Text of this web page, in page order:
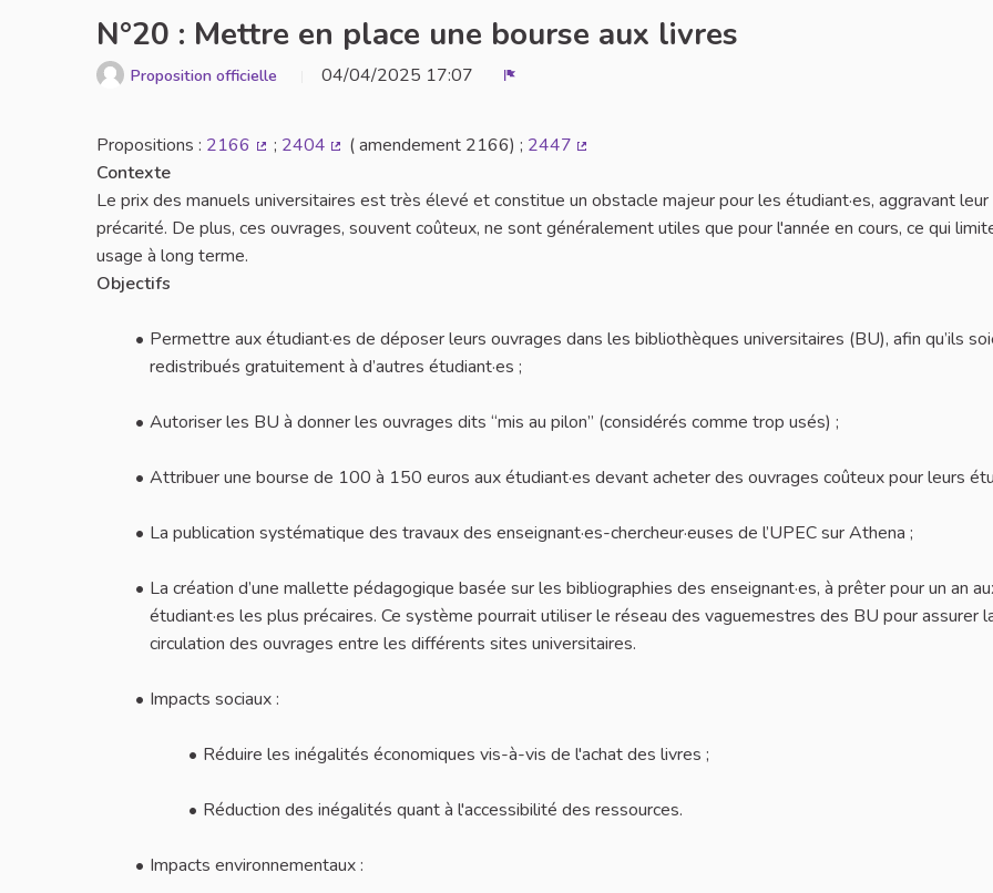
N°20 : Mettre en place une bourse aux livres
Proposition officielle 04/04/2025 17:07
Propositions : 2166 ; 2404 ( amendement 2166) ; 2447
Contexte
Le prix des manuels universitaires est très élevé et constitue un obstacle majeur pour les étudiant·es, aggravant leur
précarité. De plus, ces ouvrages, souvent coûteux, ne sont généralement utiles que pour l'année en cours, ce qui
usage à long terme.
Objectifs
Permettre aux étudiant·es de déposer leurs ouvrages dans les bibliothèques universitaires (BU), afin qu’ils
redistribués gratuitement à d’autres étudiant·es ;
Autoriser les BU à donner les ouvrages dits “mis au pilon” (considérés comme trop usés) ;
Attribuer une bourse de 100 à 150 euros aux étudiant·es devant acheter des ouvrages coûteux pour leurs
La publication systématique des travaux des enseignant·es-chercheur·euses de l’UPEC sur Athena ;
La création d’une mallette pédagogique basée sur les bibliographies des enseignant·es, à prêter pour un an
étudiant·es les plus précaires. Ce système pourrait utiliser le réseau des vaguemestres des BU pour assurer
circulation des ouvrages entre les différents sites universitaires.
Impacts sociaux :
Réduire les inégalités économiques vis-à-vis de l'achat des livres ;
Réduction des inégalités quant à l'accessibilité des ressources.
Impacts environnementaux :